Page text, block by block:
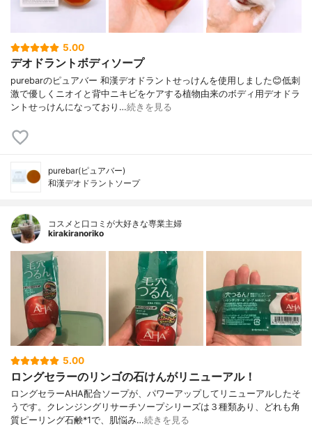
5.00
デオドラントボディソープ
purebarのピュアバー 和漢デオドラントせっけんを使用しました😊低刺
激で優しくニオイと背中ニキビをケアする植物由来のボディ用デオドラ
ントせっけんになっており…続きを見る
purebar(ピュアバー)
和漢デオドラントソープ
コスメと口コミが大好きな専業主婦
kirakiranoriko
5.00
ロングセラーのリンゴの石けんがリニューアル！
ロングセラーAHA配合ソープが、パワーアップしてリニューアルしたそ
うです。クレンジングリサーチソープシリーズは３種類あり、どれも角
質ピーリング石鹸*1で、肌悩み…続きを見る